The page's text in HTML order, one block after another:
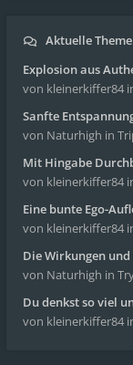
Aktuelle
Explosion aus
von kleinerkiffer84
Sanfte
von Naturhigh in
Mit Hingabe
von kleinerkiffer84
Eine bunte Ego-
von kleinerkiffer84
Die Wirkungen
von Naturhigh in
Du denkst so viel
von kleinerkiffer84